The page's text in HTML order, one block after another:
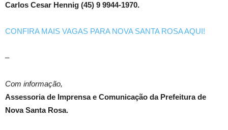
Carlos Cesar Hennig (45) 9 9944-1970.
CONFIRA MAIS VAGAS PARA NOVA SANTA ROSA AQUI!
–
Com informação,
Assessoria de Imprensa e Comunicação da Prefeitura de
Nova Santa Rosa.